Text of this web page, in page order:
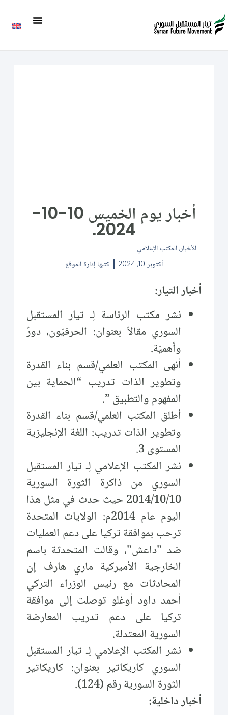
أخبار يوم الخميس 10-10-
2024.
الأخبار, المكتب الإعلامي
أكتوبر 10, 2024
كتبها إدارة الموقع
أخبار التيار:
نشر مكتب الرئاسة لِـ تيار المستقبل
السوري مقالاً بعنوان: الحرفيّون، دورٌ
وأهميّة.
أنهى المكتب العلمي/قسم بناء القدرة
وتطوير الذات تدريب “الحماية بين
المفهوم والتطبيق ”.
أطلق المكتب العلمي/قسم بناء القدرة
وتطوير الذات تدريب: اللغة الإنجليزية
المستوى 3.
نشر المكتب الإعلامي لِـ تيار المستقبل
السوري من ذاكرة الثورة السورية
2014/10/10 حيث حدث في مثل هذا
اليوم عام 2014م: الولايات المتحدة
ترحب بموافقة تركيا على دعم العمليات
ضد "داعش"، وقالت المتحدثة باسم
الخارجية الأميركية ماري هارف إن
المحادثات مع رئيس الوزراء التركي
أحمد داود أوغلو توصلت إلى موافقة
تركيا على دعم تدريب المعارضة
السورية المعتدلة.
نشر المكتب الإعلامي لِـ تيار المستقبل
السوري كاريكاتير بعنوان: كاريكاتير
الثورة السورية رقم (124).
أخبار داخلية: